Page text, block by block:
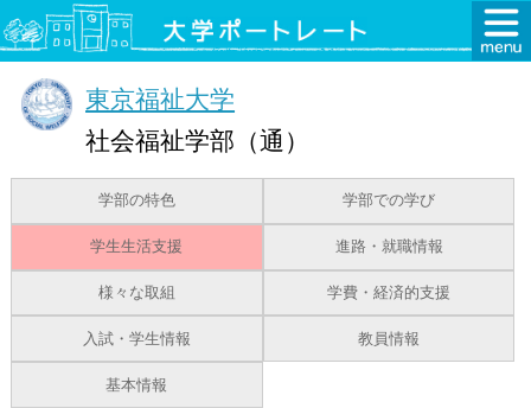
東京福祉大学
社会福祉学部（通）
学部の特色 学部での学び
学生生活支援 進路・就職情報
様々な取組 学費・経済的支援
入試・学生情報 教員情報
基本情報